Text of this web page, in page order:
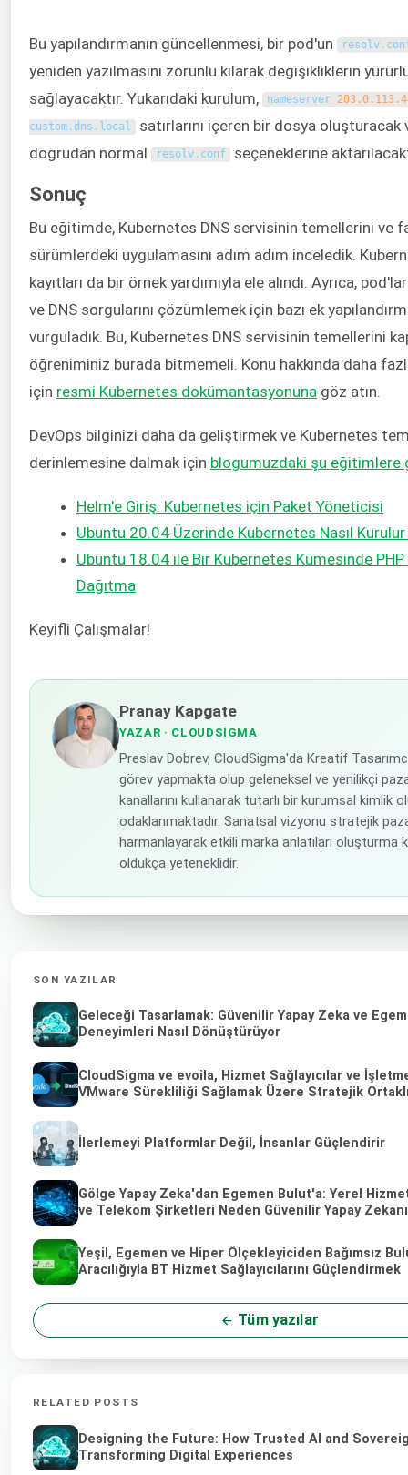
Bu yapılandırmanın güncellenmesi, bir pod'un resolv.
yeniden yazılmasını zorunlu kılarak değişikliklerin
sağlayacaktır. Yukarıdaki kurulum,
nameserver
custom .dns . local satırlarını içeren bir dosya oluşturacak
doğrudan normal
resolv. conf seçeneklerine
Sonuç
Bu eğitimde, Kubernetes DNS servisinin temellerini ve
sürümlerdeki uygulamasını adım adım inceledik.
kayıtları da bir örnek yardımıyla ele alındı. Ayrıca,
ve DNS sorgularını çözümlemek için bazı ek
vurguladık. Bu, Kubernetes DNS servisinin temellerini
öğreniminiz burada bitmemeli. Konu hakkında daha
için resmi Kubernetes dokümantasyonuna göz atın.
DevOps bilginizi daha da geliştirmek ve Kubernetes
derinlemesine dalmak için blogumuzdaki şu eğitimlere
Helm'e Giriş: Kubernetes için Paket Yöneticisi
Ubuntu 20.04 Üzerinde Kubernetes Nasıl Kurulur
Ubuntu 18.04 ile Bir Kubernetes Kümesinde PHP
Dağıtma
Keyifli Çalışmalar!
Pranay Kapgate
YAZAR · CLOUDSIGMA
Preslav Dobrev, CloudSigma'da Kreatif
görev yapmakta olup geleneksel ve yenilikçi
kanallarını kullanarak tutarlı bir kurumsal kimlik
odaklanmaktadır. Sanatsal vizyonu stratejik
harmanlayarak etkili marka anlatıları oluşturma
oldukça yeteneklidir.
SON YAZILAR
Geleceği Tasarlamak: Güvenilir Yapay Zeka ve
Deneyimleri Nasıl Dönüştürüyor
CloudSigma ve evoila, Hizmet Sağlayıcılar ve
VMware Sürekliliği Sağlamak Üzere Stratejik
İlerlemeyi Platformlar Değil, İnsanlar Güçlendirir
Gölge Yapay Zeka'dan Egemen Bulut'a: Yerel Hizmet
ve Telekom Şirketleri Neden Güvenilir Yapay
Yeşil, Egemen ve Hiper Ölçekleyiciden Bağımsız
Aracılığıyla BT Hizmet Sağlayıcılarını Güçlendirmek
Tüm yazılar
RELATED POSTS
Designing the Future: How Trusted AI and
Transforming Digital Experiences